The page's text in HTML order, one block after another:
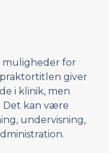
muligheder for
giver
i klinik, men
Det kan være
undervisning,